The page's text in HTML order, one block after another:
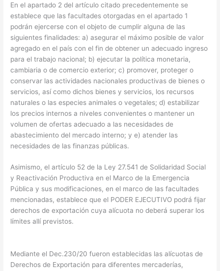
En el apartado 2 del artículo citado precedentemente se
establece que las facultades otorgadas en el apartado 1
podrán ejercerse con el objeto de cumplir alguna de las
siguientes finalidades: a) asegurar el máximo posible de valor
agregado en el país con el fin de obtener un adecuado ingreso
para el trabajo nacional; b) ejecutar la política monetaria,
cambiaria o de comercio exterior; c) promover, proteger o
conservar las actividades nacionales productivas de bienes o
servicios, así como dichos bienes y servicios, los recursos
naturales o las especies animales o vegetales; d) estabilizar
los precios internos a niveles convenientes o mantener un
volumen de ofertas adecuado a las necesidades de
abastecimiento del mercado interno; y e) atender las
necesidades de las finanzas públicas.
Asimismo, el artículo 52 de la Ley 27.541 de Solidaridad Social
y Reactivación Productiva en el Marco de la Emergencia
Pública y sus modificaciones, en el marco de las facultades
mencionadas, establece que el PODER EJECUTIVO podrá fijar
derechos de exportación cuya alícuota no deberá superar los
límites allí previstos.
Mediante el Dec.230/20 fueron establecidas las alícuotas de
Derechos de Exportación para diferentes mercaderías,